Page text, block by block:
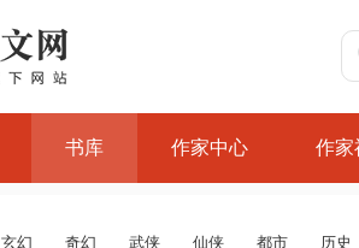
书库 作家中心 作家
玄幻 奇幻 武侠 仙侠 都市 历史